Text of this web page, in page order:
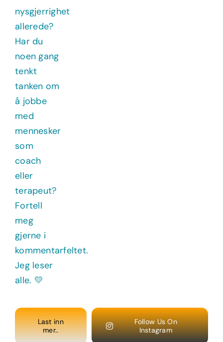
Last inn
mer..
Follow Us On
Instagram